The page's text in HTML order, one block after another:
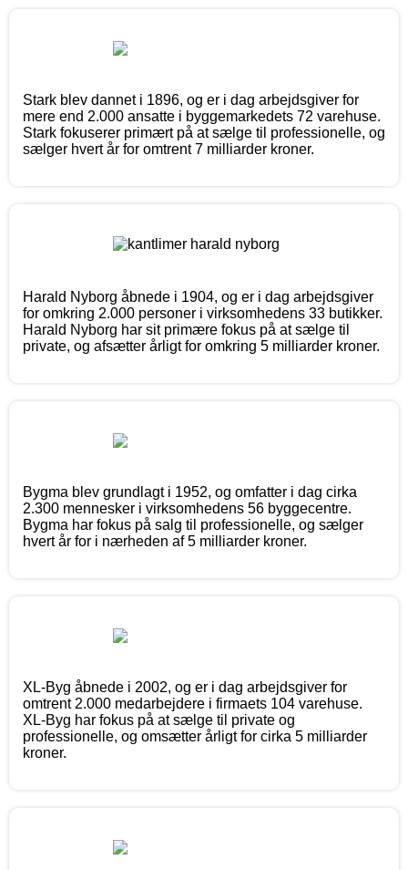
Stark blev dannet i 1896, og er i dag arbejdsgiver for
mere end 2.000 ansatte i byggemarkedets 72 varehuse.
Stark fokuserer primært på at sælge til professionelle, og
sælger hvert år for omtrent 7 milliarder kroner.
Harald Nyborg åbnede i 1904, og er i dag arbejdsgiver
for omkring 2.000 personer i virksomhedens 33 butikker.
Harald Nyborg har sit primære fokus på at sælge til
private, og afsætter årligt for omkring 5 milliarder kroner.
Bygma blev grundlagt i 1952, og omfatter i dag cirka
2.300 mennesker i virksomhedens 56 byggecentre.
Bygma har fokus på salg til professionelle, og sælger
hvert år for i nærheden af 5 milliarder kroner.
XL-Byg åbnede i 2002, og er i dag arbejdsgiver for
omtrent 2.000 medarbejdere i firmaets 104 varehuse.
XL-Byg har fokus på at sælge til private og
professionelle, og omsætter årligt for cirka 5 milliarder
kroner.